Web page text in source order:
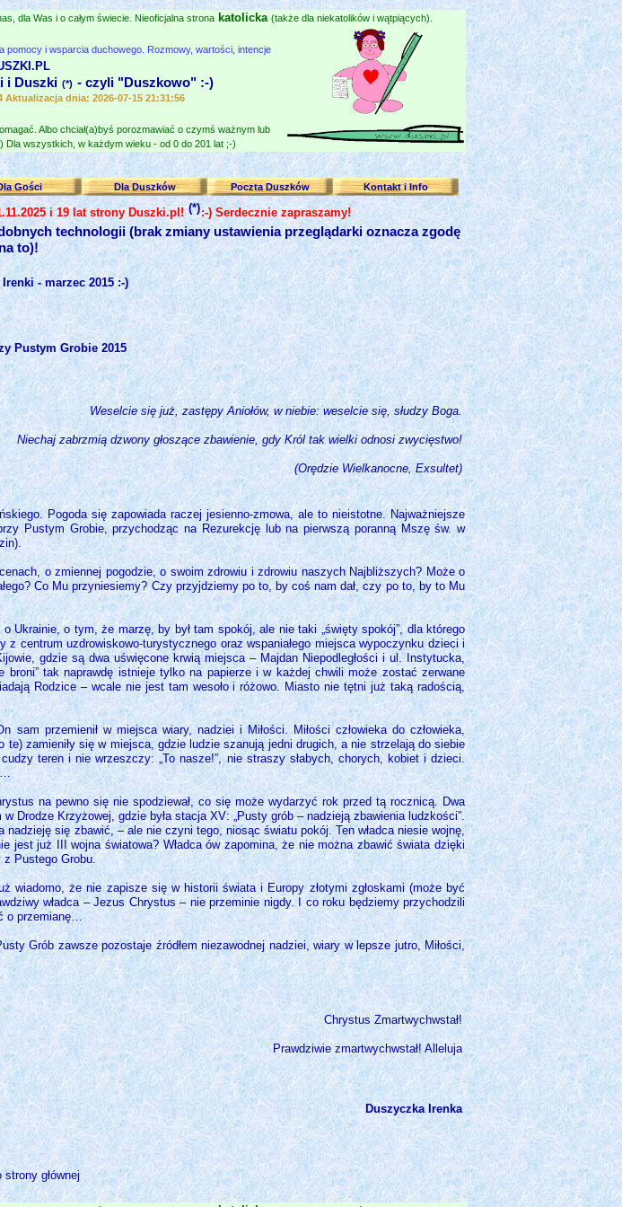
dla Was i o całym świecie. Nieoficjalna strona katolicka (także dla niekatolików i wątpiących).
i wsparcia duchowego. Rozmowy, wartości, intencje
i Duszki (*) - czyli "Duszkowo" :-)
Aktualizacja dnia: 2026-07-15 21:31:56
Albo chciał(a)byś porozmawiać o czymś ważnym lub
wszystkich, w każdym wieku - od 0 do 201 lat ;-)
Gości Dla Duszków Poczta Duszków Kontakt i Info
i 19 lat strony Duszki.pl!(*):-) Serdecznie zapraszamy!
technologii (brak zmiany ustawienia przeglądarki oznacza zgodę
na to)!
- marzec 2015 :-)
Pustym Grobie 2015
Weselcie się już, zastępy Aniołów, w niebie: weselcie się, słudzy Boga.
Niechaj zabrzmią dzwony głoszące zbawienie, gdy Król tak wielki odnosi zwycięstwo!
(Orędzie Wielkanocne, Exsultet)
Pogoda się zapowiada raczej jesienno-zmowa, ale to nieistotne. Najważniejsze
Pustym Grobie, przychodząc na Rezurekcję lub na pierwszą poranną Mszę św. w
o zmiennej pogodzie, o swoim zdrowiu i zdrowiu naszych Najbliższych? Może o
Co Mu przyniesiemy? Czy przyjdziemy po to, by coś nam dał, czy po to, by to Mu
o tym, że marzę, by był tam spokój, ale nie taki „święty spokój”, dla którego
centrum uzdrowiskowo-turystycznego oraz wspaniałego miejsca wypoczynku dzieci i
gdzie są dwa uświęcone krwią miejsca – Majdan Niepodległości i ul. Instytucka,
broni” tak naprawdę istnieje tylko na papierze i w każdej chwili może zostać zerwane
Rodzice – wcale nie jest tam wesoło i różowo. Miasto nie tętni już taką radością,
sam przemienił w miejsca wiary, nadziei i Miłości. Miłości człowieka do człowieka,
zamieniły się w miejsca, gdzie ludzie szanują jedni drugich, a nie strzelają do siebie
teren i nie wrzeszczy: „To nasze!”, nie straszy słabych, chorych, kobiet i dzieci.
na pewno się nie spodziewał, co się może wydarzyć rok przed tą rocznicą. Dwa
Drodze Krzyżowej, gdzie była stacja XV: „Pusty grób – nadzieją zbawienia ludzkości”.
się zbawić, – ale nie czyni tego, niosąc światu pokój. Ten władca niesie wojnę,
już III wojna światowa? Władca ów zapomina, że nie można zbawić świata dzięki
z Pustego Grobu.
wiadomo, że nie zapisze się w historii świata i Europy złotymi zgłoskami (może być
władca – Jezus Chrystus – nie przeminie nigdy. I co roku będziemy przychodzili
o przemianę…
Grób zawsze pozostaje źródłem niezawodnej nadziei, wiary w lepsze jutro, Miłości,
Chrystus Zmartwychwstał!
Prawdziwie zmartwychwstał! Alleluja
Duszyczka Irenka
strony głównej